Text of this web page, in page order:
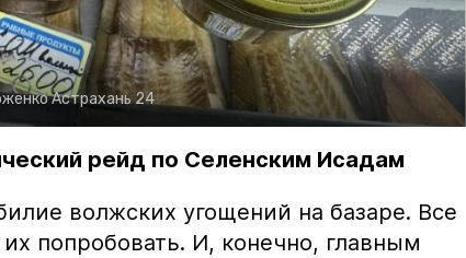
Астрахань 24
рейд по Селенским Исадам
волжских угощений на базаре. Все
попробовать. И, конечно, главным